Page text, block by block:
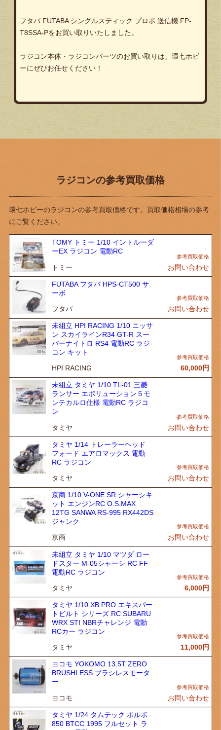
フタバ FUTABA シングルスティック プロポ 送信機 FP-
T8SSA-Pをお買い取りいたしました。
ラジコン本体・ラジコンパーツのお買い取りは、環七ホビ
ーにぜひお任せください！
ラジコンの参考買取価格
環七ホビーのラジコンの参考買取価格です。買取価格相場の参考
にご覧ください。
TOMY トミー 1/10 イントルーダ
ーEX ラジコン 電動RC
トミー お問い合わせ
FUTABA フタバ HPS-CT500 サ
ーボ
フタバ お問い合わせ
未組立 HPI RACING 1/10 ニッサ
ン スカイラインR34 GT-R スー
パーナイトロ RS4 電動RC ラジ
コン キット
HPI RACING 60,000円
未組立 タミヤ 1/10 TL-01 三菱
ランサー エボリューション５モ
ンテカルロ仕様 電動RC ラジコ
ン
タミヤ お問い合わせ
タミヤ 1/14 トレーラーヘッド
フォード エアロマックス 電動
RC ラジコン
タミヤ お問い合わせ
京商 1/10 V-ONE SR シャーシキ
ット エンジンRC O.S.MAX
12TG SANWA RS-995 RX442DS
ジャンク
京商 お問い合わせ
未組立 タミヤ 1/10 マツダ ロー
ドスター M-05シャーシ RC FF
電動RC ラジコン
タミヤ 6,000円
タミヤ 1/10 XB PRO エキスパー
トビルト シリーズ RC SUBARU
WRX STI NBRチャレンジ 電動
RCカー ラジコン
タミヤ 11,000円
ヨコモ YOKOMO 13.5T ZERO
BRUSHLESS ブラシレスモータ
ー
ヨコモ お問い合わせ
タミヤ 1/24 タムテック ボルボ
850 BTCC 1995 フルセット ラ